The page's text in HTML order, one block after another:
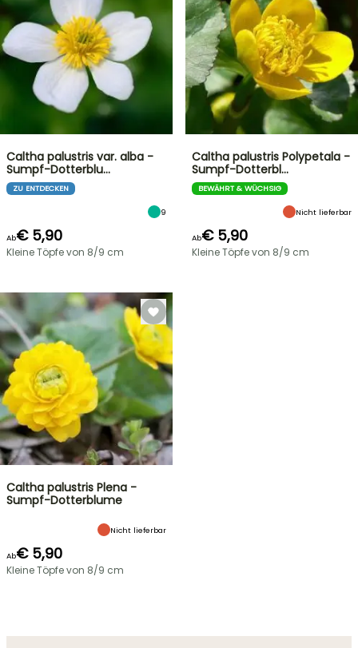
Caltha palustris var. alba -
Sumpf-Dotterblu…
ZU ENTDECKEN
9
Ab€ 5,90
Kleine Töpfe von 8/9 cm
Caltha palustris Polypetala -
Sumpf-Dotterbl…
BEWÄHRT & WÜCHSIG
Nicht lieferbar
Ab€ 5,90
Kleine Töpfe von 8/9 cm
Caltha palustris Plena -
Sumpf-Dotterblume
Nicht lieferbar
Ab€ 5,90
Kleine Töpfe von 8/9 cm